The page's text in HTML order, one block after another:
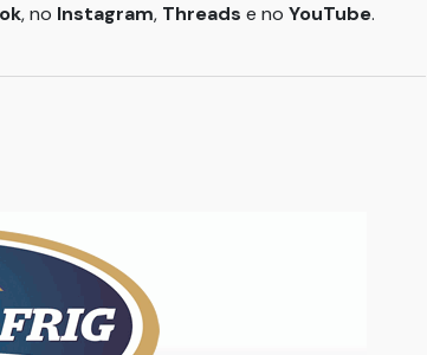
, no Instagram, Threads e no YouTube.